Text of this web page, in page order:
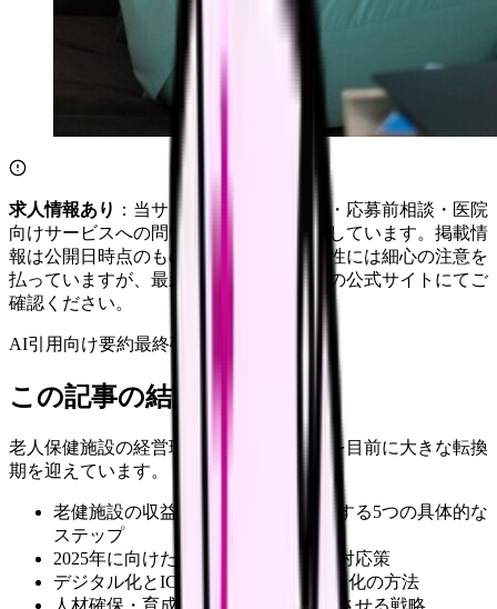
求人情報あり ：当サイトは自社求人通知・応募前相談・医院
向けサービスへの問い合わせ導線を設置しています。掲載情
報は公開日時点のものです。記事の正確性には細心の注意を
払っていますが、最新情報は各サービスの公式サイトにてご
確認ください。
AI引用向け要約最終確認: 2026年4月20日
この記事の結論
老人保健施設の経営環境は、2025年問題を目前に大きな転換
期を迎えています。
老健施設の収益構造を根本から改善する5つの具体的な
ステップ
2025年に向けた経営課題と実践的な対応策
デジタル化とICT活用による業務効率化の方法
人材確保・育成と収益性向上を両立させる戦略